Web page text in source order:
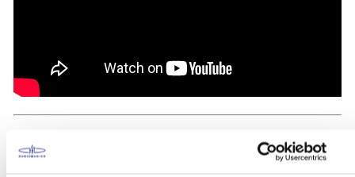
CÁPSULAS V-MOD II